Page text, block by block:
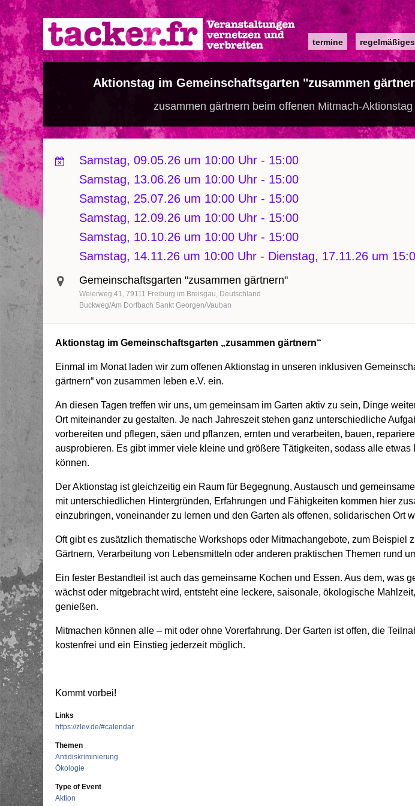
Direkt
zum
Inhalt
Main
navigation
termine regelmäßiges
Aktionstag im Gemeinschaftsgarten "zusammen
zusammen gärtnern beim offenen Mitmach-Aktionstag
Samstag, 09.05.26 um 10:00 Uhr - 15:00
Samstag, 13.06.26 um 10:00 Uhr - 15:00
Samstag, 25.07.26 um 10:00 Uhr - 15:00
Samstag, 12.09.26 um 10:00 Uhr - 15:00
Samstag, 10.10.26 um 10:00 Uhr - 15:00
Samstag, 14.11.26 um 10:00 Uhr - Dienstag, 17.11.26 um
Gemeinschaftsgarten "zusammen gärtnern"
Weierweg 41 79111 Freiburg im Breisgau Deutschland
Buckweg/Am Dorfbach Sankt Georgen/Vauban
Aktionstag im Gemeinschaftsgarten „zusammen gärtnern“
Einmal im Monat laden wir zum offenen Aktionstag in unseren inklusiven
gärtnern“ von zusammen leben e.V. ein.
An diesen Tagen treffen wir uns, um gemeinsam im Garten aktiv zu sein, Dinge
Ort miteinander zu gestalten. Je nach Jahreszeit stehen ganz unterschiedliche
vorbereiten und pflegen, säen und pflanzen, ernten und verarbeiten, bauen,
ausprobieren. Es gibt immer viele kleine und größere Tätigkeiten, sodass alle etwas
können.
Der Aktionstag ist gleichzeitig ein Raum für Begegnung, Austausch und
mit unterschiedlichen Hintergründen, Erfahrungen und Fähigkeiten kommen hier
einzubringen, voneinander zu lernen und den Garten als offenen, solidarischen Ort
Oft gibt es zusätzlich thematische Workshops oder Mitmachangebote, zum Beispiel
Gärtnern, Verarbeitung von Lebensmitteln oder anderen praktischen Themen rund
Ein fester Bestandteil ist auch das gemeinsame Kochen und Essen. Aus dem, was
wächst oder mitgebracht wird, entsteht eine leckere, saisonale, ökologische
genießen.
Mitmachen können alle – mit oder ohne Vorerfahrung. Der Garten ist offen, die
kostenfrei und ein Einstieg jederzeit möglich.
Kommt vorbei!
Links
https://zlev.de/#calendar
Themen
Antidiskriminierung
Ökologie
Type of Event
Aktion